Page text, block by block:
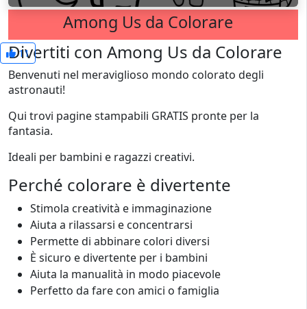
Among Us da Colorare
11
Divertiti con Among Us da Colorare
Benvenuti nel meraviglioso mondo colorato degli
astronauti!
Qui trovi pagine stampabili GRATIS pronte per la
fantasia.
Ideali per bambini e ragazzi creativi.
Perché colorare è divertente
Stimola creatività e immaginazione
Aiuta a rilassarsi e concentrarsi
Permette di abbinare colori diversi
È sicuro e divertente per i bambini
Aiuta la manualità in modo piacevole
Perfetto da fare con amici o famiglia